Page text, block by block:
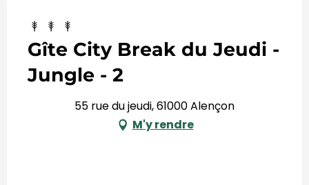
Gîte City Break du Jeudi -
Jungle - 2
55 rue du jeudi, 61000 Alençon
M'y rendre